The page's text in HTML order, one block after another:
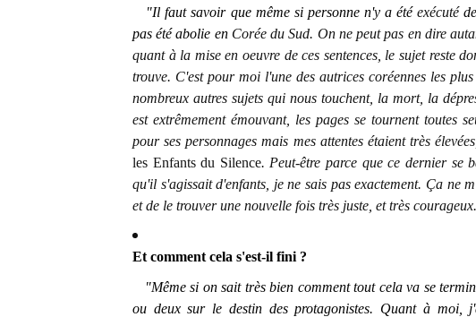
"Il faut savoir que même si personne n'y a étéexécuté
pas été abolie en Corée du Sud. On ne peut pas en dire
quant à la mise en oeuvre de ces sentences, le sujet reste
trouve. C'est pour moi l'une des autrices coréennes les plus
nombreux autres sujets qui nous touchent, la mort, la
est extrêmementémouvant, les pages se tournent toutes
pour sespersonnages mais mes attentes étaient très
les Enfants du Silence. Peut-être parce que ce dernier se
qu'il s'agissait d'enfants, je ne sais pas exactement. Ça ne
et de le trouver une nouvelle fois très juste, et très courageux.
Et comment cela s'est-il fini ?
"Même si on sait très bien comment tout cela va se
ou deux sur le destin des protagonistes. Quant à moi,